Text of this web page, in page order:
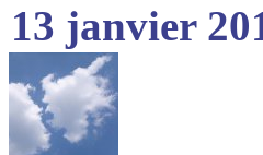
13 janvier